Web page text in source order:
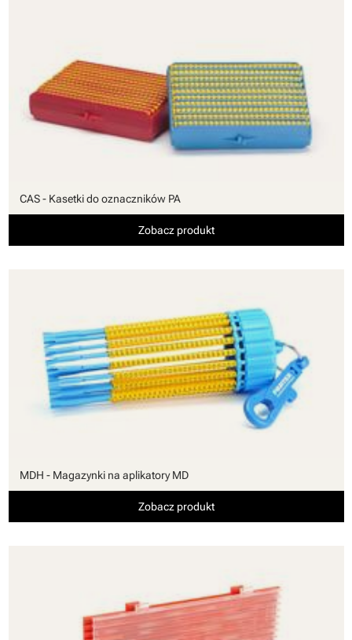
CAS - Kasetki do oznaczników PA
Zobacz produkt
MDH - Magazynki na aplikatory MD
Zobacz produkt